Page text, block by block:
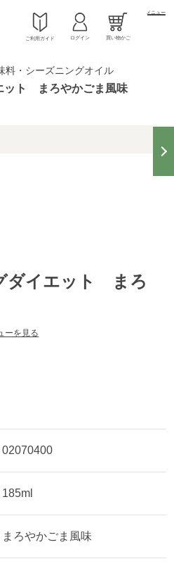
ご利用ガイド ログイン 買い物かご
メニュー
料・シーズニングオイル
ット まろやかごま風味
ダイエット まろ
ーを見る
02070400
185ml
まろやかごま風味